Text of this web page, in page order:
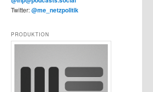
Twitter:@me_netzpolitik
PRODUKTION